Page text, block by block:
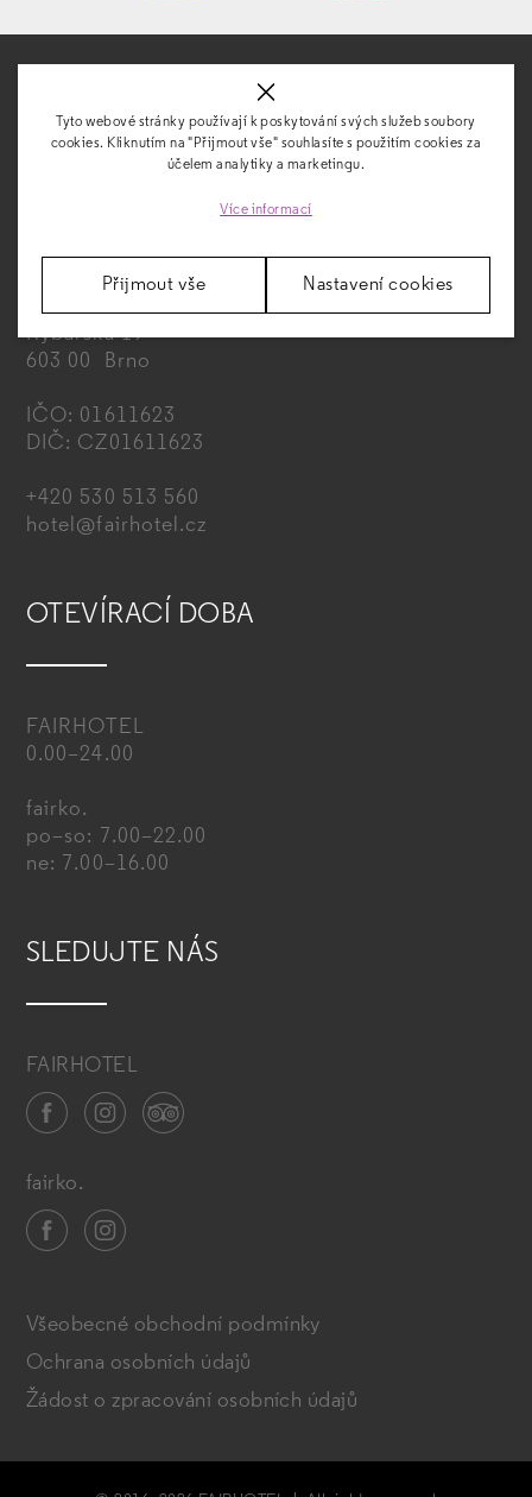
Všeobecné obchodní podmínky
Ochrana osobních údajů
Žádost o zpracování osobních údajů
FAIRHOTEL s. r. o.
Rybářská 19
603 00 Brno
IČO: 01611623
DIČ: CZ01611623
+420 530 513 560
hotel@fairhotel.cz
OTEVÍRACÍ DOBA
FAIRHOTEL
0.00–24.00
fairko.
po–so: 7.00–22.00
ne: 7.00–16.00
SLEDUJTE NÁS
FAIRHOTEL
fairko.
Tyto webové stránky používají k poskytování svých služeb soubory
cookies. Kliknutím na "Přijmout vše" souhlasíte s použitím cookies za
účelem analytiky a marketingu.
Více informací
Přijmout vše Nastavení cookies